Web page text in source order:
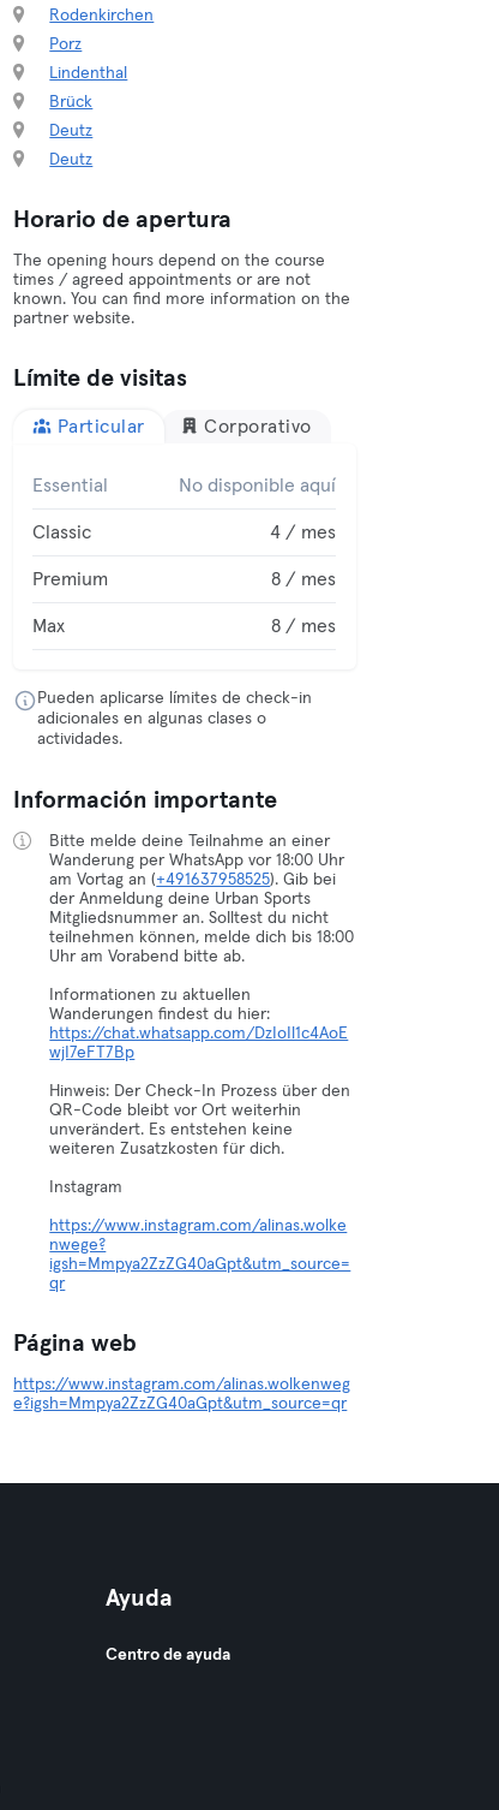
Rodenkirchen
Porz
Lindenthal
Brück
Deutz
Deutz
Horario de apertura
The opening hours depend on the course
times / agreed appointments or are not
known. You can find more information on the
partner website.
Límite de visitas
Particular Corporativo
Essential No disponible aquí
Classic 4 / mes
Premium 8 / mes
Max 8 / mes
Pueden aplicarse límites de check-in
adicionales en algunas clases o
actividades.
Información importante
Bitte melde deine Teilnahme an einer
Wanderung per WhatsApp vor 18:00 Uhr
am Vortag an (+491637958525). Gib bei
der Anmeldung deine Urban Sports
Mitgliedsnummer an. Solltest du nicht
teilnehmen können, melde dich bis 18:00
Uhr am Vorabend bitte ab.
Informationen zu aktuellen
https://chat.whatsapp.com/DzIoIl1c4AoE
wjI7eFT7Bp
Hinweis: Der Check-In Prozess über den
QR-Code bleibt vor Ort weiterhin
unverändert. Es entstehen keine
weiteren Zusatzkosten für dich.
Instagram
https://www.instagram.com/alinas.wolke
nwege?
igsh=Mmpya2ZzZG40aGpt&utm_source=
qr
Página web
https://www.instagram.com/alinas.wolkenweg
e?igsh=Mmpya2ZzZG40aGpt&utm_source=qr
Ayuda
Centro de ayuda